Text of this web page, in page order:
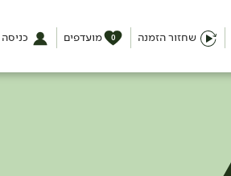
שחזור הזמנה מועדפים 0 כניסה